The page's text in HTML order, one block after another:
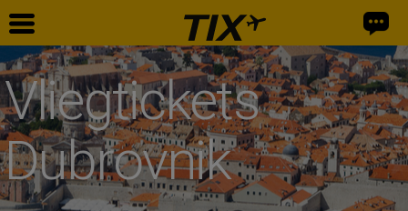
Vliegtickets
Dubrovnik